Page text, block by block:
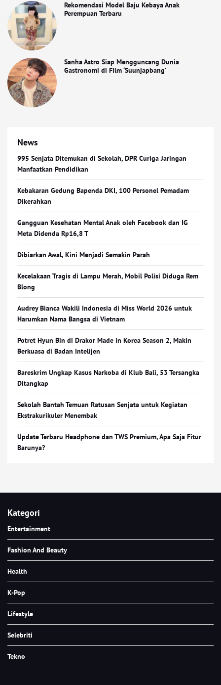
Rekomendasi Model Baju Kebaya Anak
Perempuan Terbaru
Sanha Astro Siap Mengguncang Dunia
Gastronomi di Film ‘Suunjapbang’
News
995 Senjata Ditemukan di Sekolah, DPR Curiga Jaringan
Manfaatkan Pendidikan
Kebakaran Gedung Bapenda DKI, 100 Personel Pemadam
Dikerahkan
Gangguan Kesehatan Mental Anak oleh Facebook dan IG
Meta Didenda Rp16,8 T
Dibiarkan Awal, Kini Menjadi Semakin Parah
Kecelakaan Tragis di Lampu Merah, Mobil Polisi Diduga Rem
Blong
Audrey Bianca Wakili Indonesia di Miss World 2026 untuk
Harumkan Nama Bangsa di Vietnam
Potret Hyun Bin di Drakor Made in Korea Season 2, Makin
Berkuasa di Badan Intelijen
Bareskrim Ungkap Kasus Narkoba di Klub Bali, 53 Tersangka
Ditangkap
Sekolah Bantah Temuan Ratusan Senjata untuk Kegiatan
Ekstrakurikuler Menembak
Update Terbaru Headphone dan TWS Premium, Apa Saja Fitur
Barunya?
Kategori
Entertainment
Fashion And Beauty
Health
K-Pop
Lifestyle
Selebriti
Tekno